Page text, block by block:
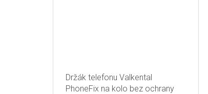
Držák telefonu Valkental
PhoneFix na kolo bez ochrany